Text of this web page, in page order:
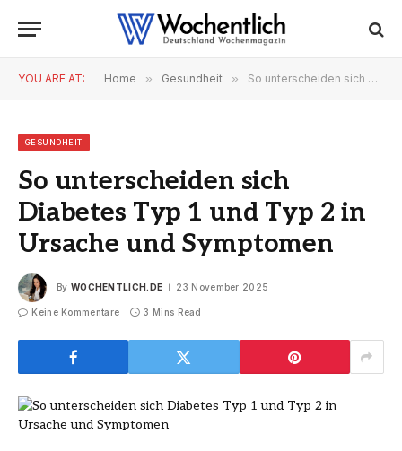
YOU ARE AT: Home » Gesundheit » So unterscheiden sich Diabetes Typ 1 und Typ 2 in Ursache und Symptomen
GESUNDHEIT
So unterscheiden sich
Diabetes Typ 1 und Typ 2 in
Ursache und Symptomen
By WOCHENTLICH.DE 23 November 2025
Keine Kommentare 3 Mins Read